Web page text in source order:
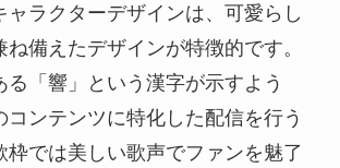
ャラクターデザインは、可愛らし
ね備えたデザインが特徴的です。
る「響」という漢字が示すよう
コンテンツに特化した配信を行う
枠では美しい歌声でファンを魅了